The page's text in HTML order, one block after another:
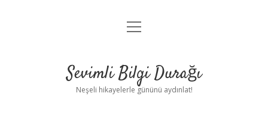
Anasayfa
Yasal Uyarı
menüyü
Sevimli Bilgi Durağı
Neşeli hikayelerle gününü aydınlat!